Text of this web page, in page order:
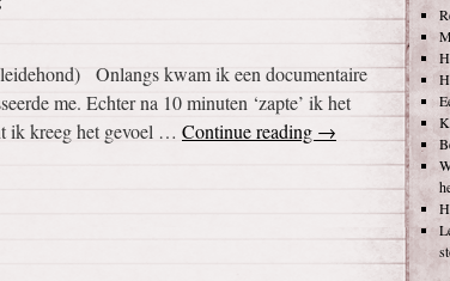
Onlangs kwam ik een documentaire
me. Echter na 10 minuten ‘zapte’ ik het
ik kreeg het gevoel … Continue reading →